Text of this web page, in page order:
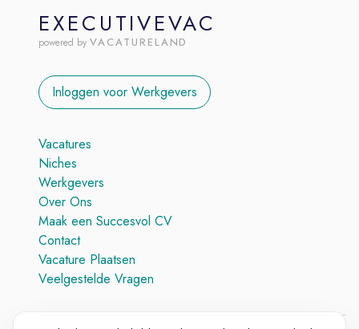
EXECUTIVEVAC
powered by VACATURELAND
Inloggen voor Werkgevers
Vacatures
Niches
Werkgevers
Over Ons
Maak een Succesvol CV
Contact
Vacature Plaatsen
Veelgestelde Vragen